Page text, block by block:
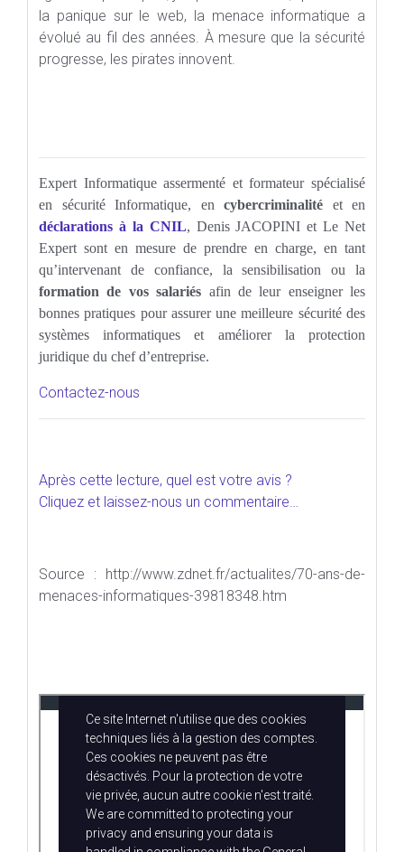
la panique sur le web, la menace informatique a
évolué au fil des années. À mesure que la sécurité
progresse, les pirates innovent.
Expert Informatique assermenté et formateur spécialisé
en sécurité Informatique, en cybercriminalité et en
déclarations à la CNIL, Denis JACOPINI et Le Net
Expert sont en mesure de prendre en charge, en tant
qu’intervenant de confiance, la sensibilisation ou la
formation de vos salariés afin de leur enseigner les
bonnes pratiques pour assurer une meilleure sécurité des
systèmes informatiques et améliorer la protection
juridique du chef d’entreprise.
Contactez-nous
Après cette lecture, quel est votre avis ?
Cliquez et laissez-nous un commentaire…
Source : http://www.zdnet.fr/actualites/70-ans-de-
menaces-informatiques-39818348.htm